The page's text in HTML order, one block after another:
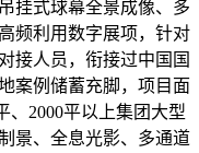
挂式球幕全景成像、多
频利用数字展项，针对
接人员，衔接过中国国
案例储蓄充脚，项目面
、2000平以上集团大型
景、全息光影、多通道